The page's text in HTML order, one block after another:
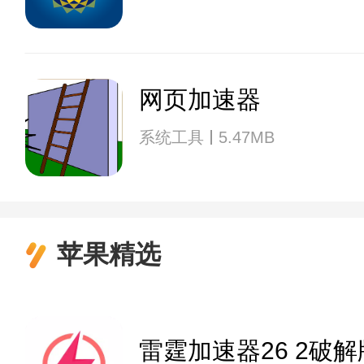
网页加速器
系统工具 5.47MB
苹果精选
雷霆加速器26 2破解